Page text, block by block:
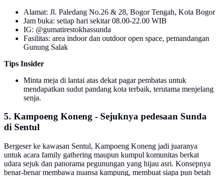
Alamat: Jl. Paledang No.26 & 28, Bogor Tengah, Kota Bogor
Jam buka: setiap hari sekitar 08.00-22.00 WIB
IG: @gumatirestokhassunda
Fasilitas: area indoor dan outdoor open space, pemandangan
Gunung Salak
Tips Insider
Minta meja di lantai atas dekat pagar pembatas untuk
mendapatkan sudut pandang kota terbaik, terutama menjelang
senja.
5. Kampoeng Koneng - Sejuknya pedesaan Sunda
di Sentul
Bergeser ke kawasan Sentul, Kampoeng Koneng jadi juaranya
untuk acara family gathering maupun kumpul komunitas berkat
udara sejuk dan panorama pegunungan yang hijau asri. Konsepnya
benar-benar membawa nuansa kampung, membuat siapa pun betah